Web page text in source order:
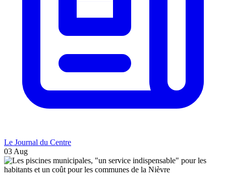
Le Journal du Centre
03 Aug